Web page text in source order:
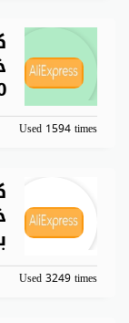
Used 1594 times
Used 3249 times